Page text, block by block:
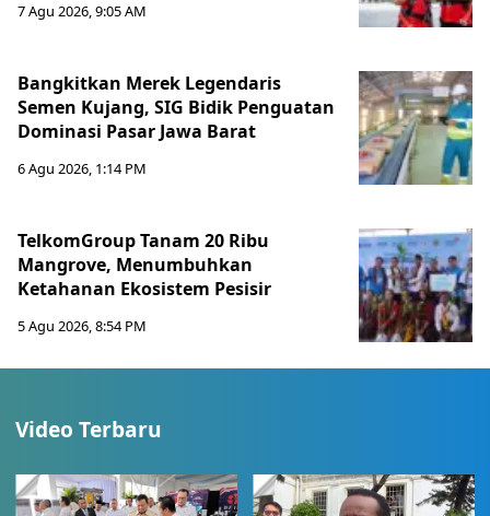
7 Agu 2026, 9:05 AM
Bangkitkan Merek Legendaris
Semen Kujang, SIG Bidik Penguatan
Dominasi Pasar Jawa Barat
6 Agu 2026, 1:14 PM
TelkomGroup Tanam 20 Ribu
Mangrove, Menumbuhkan
Ketahanan Ekosistem Pesisir
5 Agu 2026, 8:54 PM
Video Terbaru